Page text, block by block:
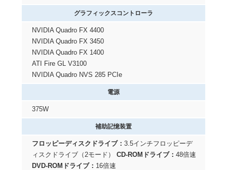
グラフィックスコントローラ
NVIDIA Quadro FX 4400
NVIDIA Quadro FX 3450
NVIDIA Quadro FX 1400
ATI Fire GL V3100
NVIDIA Quadro NVS 285 PCIe
電源
375W
補助記憶装置
フロッピーディスクドライブ： 3.5インチフロッピーデ
ィスクドライブ（2モード） CD-ROMドライブ： 48倍速
DVD-ROMドライブ： 16倍速